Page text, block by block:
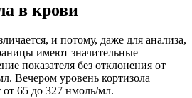
в крови
и потому, даже для анализа,
имеют значительные
показателя без отклонения от
Вечером уровень кортизола
от 65 до 327 нмоль/мл.